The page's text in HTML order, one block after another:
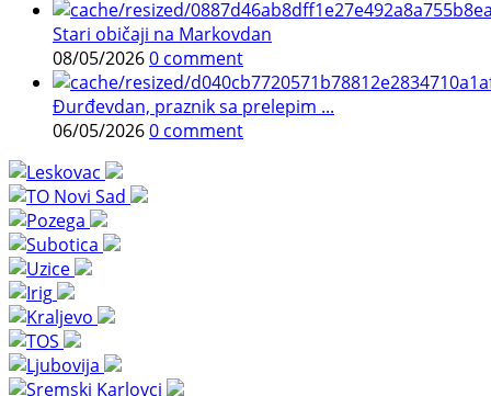
Stari običaji na Markovdan
08/05/20260 comment
Đurđevdan, praznik sa prelepim ...
06/05/20260 comment